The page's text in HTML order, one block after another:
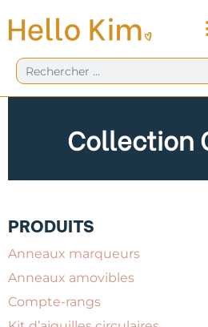
au
Rechercher
Collection
PRODUITS
Anneaux marqueurs
Anneaux amovibles
Compte-rangs